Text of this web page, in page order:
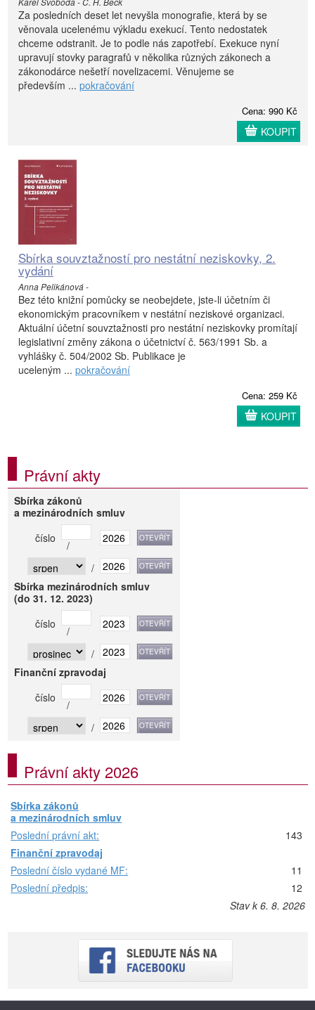
Za posledních deset let nevyšla monografie, která by se
věnovala ucelenému výkladu exekucí. Tento nedostatek
chceme odstranit. Je to podle nás zapotřebí. Exekuce nyní
upravují stovky paragrafů v několika různých zákonech a
zákonodárce nešetří novelizacemi. Věnujeme se
především ... pokračování
Cena: 990 Kč
KOUPIT
Sbírka souvztažností pro nestátní neziskovky, 2.
vydání
Anna Pelikánová -
Bez této knižní pomůcky se neobejdete, jste-li účetním či
ekonomickým pracovníkem v nestátní neziskové organizaci.
Aktuální účetní souvztažnosti pro nestátní neziskovky promítají
legislativní změny zákona o účetnictví č. 563/1991 Sb. a
vyhlášky č. 504/2002 Sb. Publikace je
uceleným ... pokračování
Cena: 259 Kč
KOUPIT
Právní akty
Sbírka zákonů
a mezinárodních smluv
číslo
/
/
Sbírka mezinárodních smluv
(do 31. 12. 2023)
číslo
/
/
Finanční zpravodaj
číslo
/
/
Právní akty 2026
Sbírka zákonů
a mezinárodních smluv
Poslední právní akt:
143
Finanční zpravodaj
Poslední číslo vydané MF:
11
Poslední předpis:
12
Stav k 6. 8. 2026